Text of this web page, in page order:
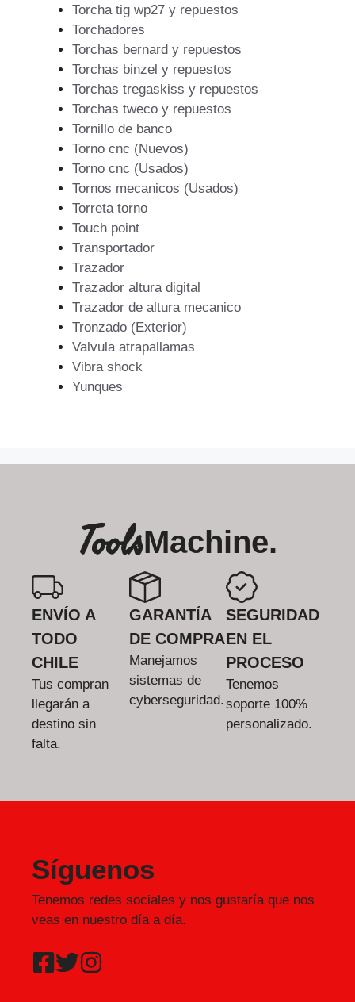
Torcha tig wp27 y repuestos
Torchadores
Torchas bernard y repuestos
Torchas binzel y repuestos
Torchas tregaskiss y repuestos
Torchas tweco y repuestos
Tornillo de banco
Torno cnc (Nuevos)
Torno cnc (Usados)
Tornos mecanicos (Usados)
Torreta torno
Touch point
Transportador
Trazador
Trazador altura digital
Trazador de altura mecanico
Tronzado (Exterior)
Valvula atrapallamas
Vibra shock
Yunques
ToolsMachine.
ENVÍO A
TODO
CHILE
Tus compran
llegarán a
destino sin
falta.
GARANTÍA
DE COMPRA
Manejamos
sistemas de
cyberseguridad.
SEGURIDAD
EN EL
PROCESO
Tenemos
soporte 100%
personalizado.
Síguenos
Tenemos redes sociales y nos gustaría que nos
veas en nuestro día a día.